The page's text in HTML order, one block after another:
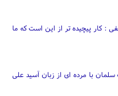
: کار پیچیده تر از این است که ما
با مرده ای از زبان آسید علی